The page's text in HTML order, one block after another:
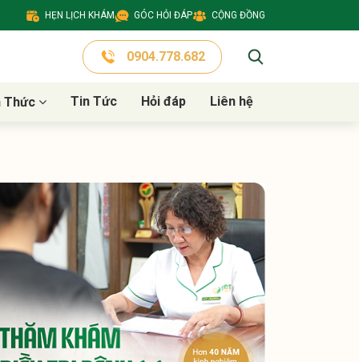
HẸN LỊCH KHÁM GÓC HỎI ĐÁP CỘNG ĐỒNG
0904.778.682
Thức Tin Tức Hỏi đáp Liên hệ